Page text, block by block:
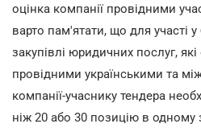
оцінка компанії провідними
варто пам'ятати, що для участі
закупівлі юридичних послуг,
провідними українськими та
компанії-учаснику тендера
ніж 20 або 30 позицію в одному